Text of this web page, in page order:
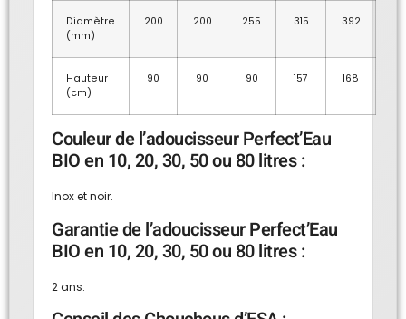
Diamètre
(mm)
200 200 255 315 392
Hauteur
(cm)
90 90 90 157 168
Couleur de l’adoucisseur Perfect’Eau
BIO en 10, 20, 30, 50 ou 80 litres :
Inox et noir.
Garantie de l’adoucisseur Perfect’Eau
BIO en 10, 20, 30, 50 ou 80 litres :
2 ans.